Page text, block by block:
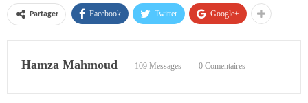
Partager Facebook Twitter Google+
Hamza Mahmoud 109 Messages 0 Comentaires